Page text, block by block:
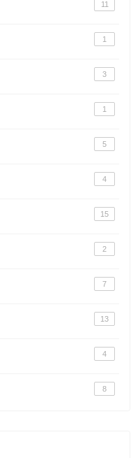
11
1
3
1
5
4
15
2
7
13
4
8